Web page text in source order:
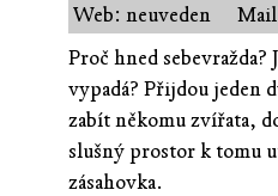
Web: neuveden
Proč hned sebevražda?
vypadá? Přijdou jeden
zabít někomu zvířata,
slušný prostor k tomu
zásahovka.